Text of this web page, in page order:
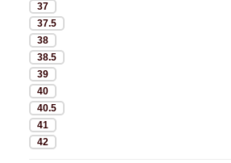
37
37.5
38
38.5
39
40
40.5
41
42